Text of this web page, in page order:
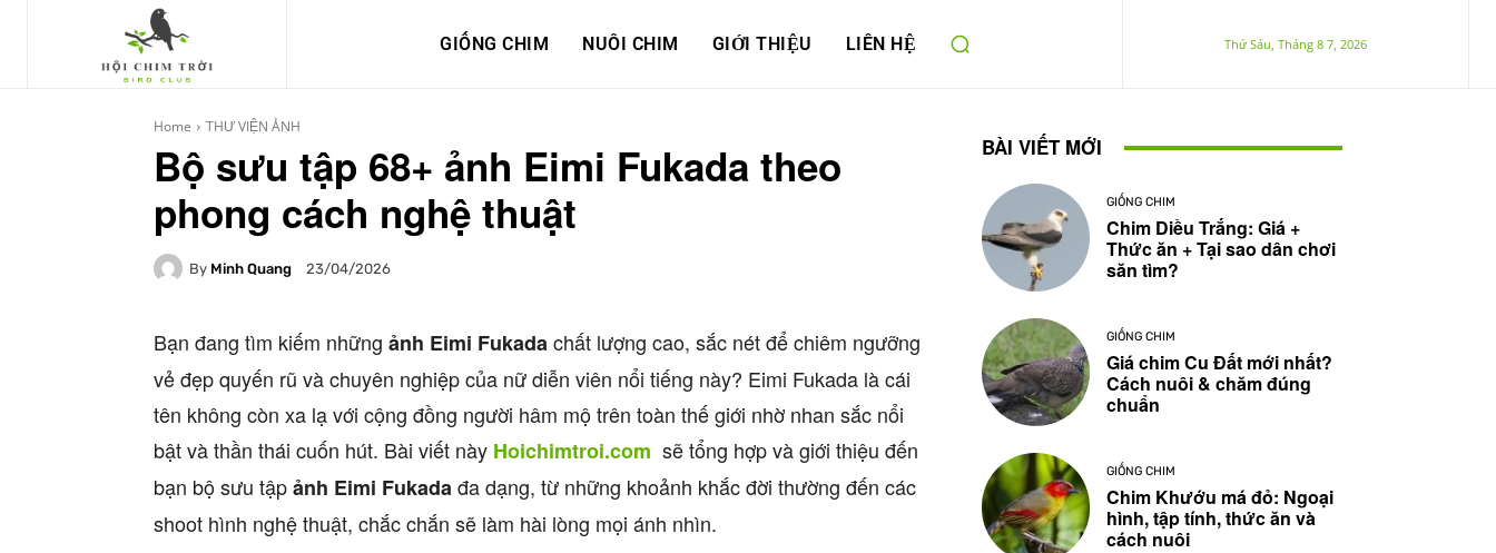
GIỐNG CHIM NUÔI CHIM GIỚI THIỆU LIÊN HỆ Thứ Sáu, Tháng 8 7, 2026
Home THƯ VIỆN ẢNH
Bộ sưu tập 68+ ảnh Eimi Fukada theo
phong cách nghệ thuật
By Minh Quang 23/04/2026
Bạn đang tìm kiếm những ảnh Eimi Fukadachất lượng cao, sắc nét để chiêm ngưỡng
vẻ đẹp quyến rũ và chuyên nghiệp của nữ diễn viên nổi tiếng này? Eimi Fukada là cái
tên không còn xa lạ với cộng đồng người hâm mộ trên toàn thế giới nhờ nhan sắc nổi
bật và thần thái cuốn hút. Bài viết này Hoichimtroi.com sẽ tổng hợp và giới thiệu đến
bạn bộ sưu tậpảnh Eimi Fukadađa dạng, từ những khoảnh khắc đời thường đến các
shoot hình nghệ thuật, chắc chắn sẽ làm hài lòng mọi ánh nhìn.
BÀI VIẾT MỚI
GIỐNG CHIM
Chim Diều Trắng: Giá +
Thức ăn + Tại sao dân chơi
săn tìm?
GIỐNG CHIM
Giá chim Cu Đất mới nhất?
Cách nuôi & chăm đúng
chuẩn
GIỐNG CHIM
Chim Khướu má đỏ: Ngoại
hình, tập tính, thức ăn và
cách nuôi